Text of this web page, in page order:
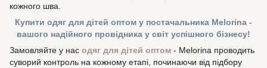
кожного шва.
Купити одяг для дітей оптом у постачальника Melorina -
вашого надійного провідника у світ успішного бізнесу!
Замовляйте у нас одяг для дітей оптом - Melorina проводить
суворий контроль на кожному етапі, починаючи від підбору